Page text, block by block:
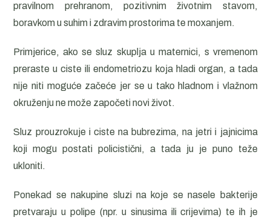
pravilnom prehranom, pozitivnim životnim stavom,
boravkom u suhim i zdravim prostorima te moxanjem.
Primjerice, ako se sluz skuplja u maternici, s vremenom
preraste u ciste ili endometriozu koja hladi organ, a tada
nije niti moguće začeće jer se u tako hladnom i vlažnom
okruženju ne može započeti novi život.
Sluz prouzrokuje i ciste na bubrezima, na jetri i jajnicima
koji mogu postati policistični, a tada ju je puno teže
ukloniti.
Ponekad se nakupine sluzi na koje se nasele bakterije
pretvaraju u polipe (npr. u sinusima ili crijevima) te ih je